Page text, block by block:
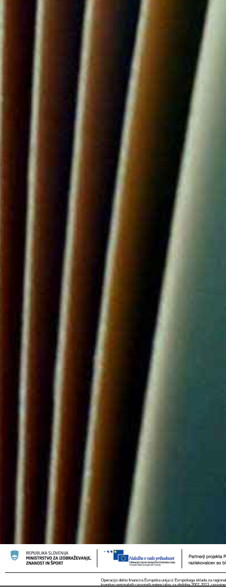
Operacijo delno financira Evropska unija iz Evropskega sklada za
krepitve regionalnih razvojnih potencialov za obdobje 2007-2013,